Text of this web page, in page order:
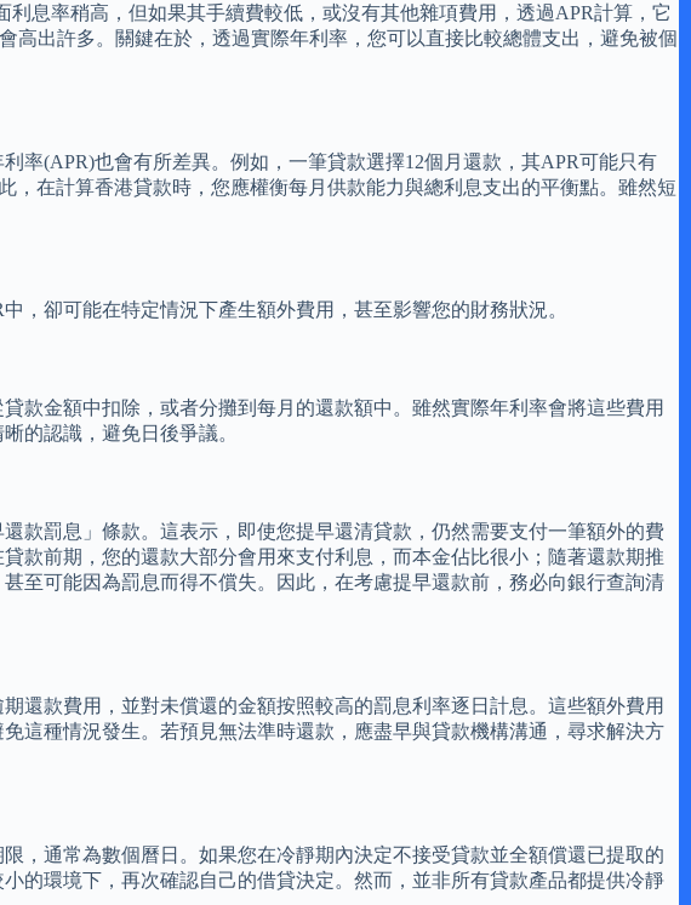
息率稍高，但如果其手續費較低，或沒有其他雜項費用，透過APR計算，它
出許多。關鍵在於，透過實際年利率，您可以直接比較總體支出，避免被個
率(APR)也會有所差異。例如，一筆貸款選擇12個月還款，其APR可能只有
，在計算香港貸款時，您應權衡每月供款能力與總利息支出的平衡點。雖然短
，卻可能在特定情況下產生額外費用，甚至影響您的財務狀況。
款金額中扣除，或者分攤到每月的還款額中。雖然實際年利率會將這些費用
的認識，避免日後爭議。
款罰息」條款。這表示，即使您提早還清貸款，仍然需要支付一筆額外的費
款前期，您的還款大部分會用來支付利息，而本金佔比很小；隨著還款期推
至可能因為罰息而得不償失。因此，在考慮提早還款前，務必向銀行查詢清
還款費用，並對未償還的金額按照較高的罰息利率逐日計息。這些額外費用
這種情況發生。若預見無法準時還款，應盡早與貸款機構溝通，尋求解決方
，通常為數個曆日。如果您在冷靜期內決定不接受貸款並全額償還已提取的
的環境下，再次確認自己的借貸決定。然而，並非所有貸款產品都提供冷靜